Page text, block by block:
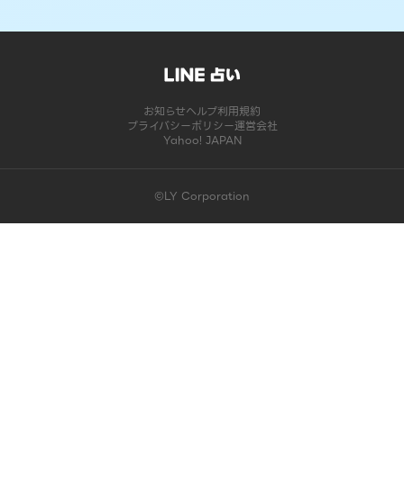
お知らせヘルプ利用規約
プライバシーポリシー運営会社
Yahoo! JAPAN
©LY Corporation
このコンテンツは掲載が終了しました | LINE占い